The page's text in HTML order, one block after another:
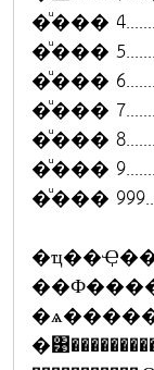
�ͧ���
�ͧ���
�ͧ���
�ͧ���
�ͧ���
�ͧ���
�ͧ���